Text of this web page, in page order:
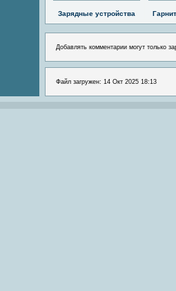
Зарядные устройства
Добавлять комментарии могут только
Файл загружен: 14 Окт 2025 18:13